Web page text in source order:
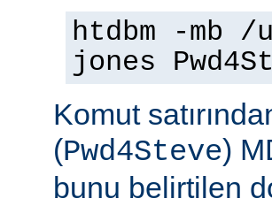
htdbm -mb
jones
Komut
(Pwd4Steve)
bunu belirtilen